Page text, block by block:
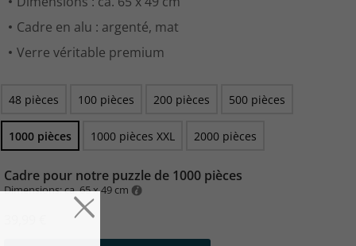
Cadre en alu : argenté, mat
Verre véritable premium
48 pièces 100 pièces 200 pièces 500 pièces
1000 pièces 1000 pièces XXL 2000 pièces
Cadre pour notre puzzle de 1000 pièces
Dimensions: ca. 65 x 49 cm